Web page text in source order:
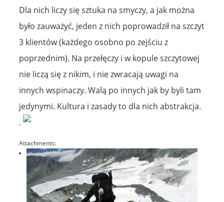
Dla nich liczy się sztuka na smyczy, a jak można
było zauważyć, jeden z nich poprowadził na szczyt
3 klientów (każdego osobno po zejściu z
poprzednim). Na przełęczy i w kopule szczytowej
nie liczą się z nikim, i nie zwracają uwagi na
innych wspinaczy. Walą po innych jak by byli tam
jedynymi. Kultura i zasady to dla nich abstrakcja.
.
Attachments: